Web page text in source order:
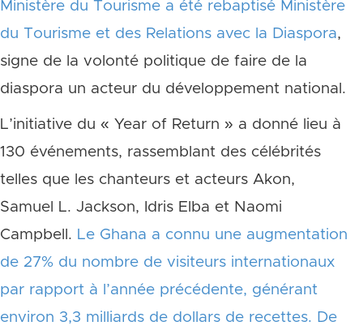
Ministère du Tourisme a été rebaptisé Ministère
du Tourisme et des Relations avec la Diaspora,
signe de la volonté politique de faire de la
diaspora un acteur du développement national.
L’initiative du « Year of Return » a donné lieu à
130 événements, rassemblant des célébrités
telles que les chanteurs et acteurs Akon,
Samuel L. Jackson, Idris Elba et Naomi
Campbell. Le Ghana a connu une augmentation
de 27% du nombre de visiteurs internationaux
par rapport à l’année précédente, générant
environ 3,3 milliards de dollars de recettes. De